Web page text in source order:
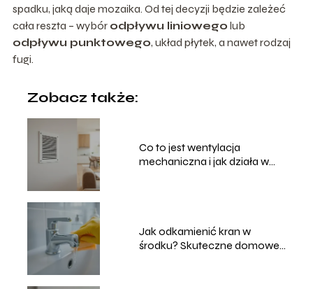
spadku, jaką daje mozaika. Od tej decyzji będzie zależeć
cała reszta – wybór odpływu liniowego lub
odpływu punktowego, układ płytek, a nawet rodzaj
fugi.
Zobacz także:
Co to jest wentylacja
mechaniczna i jak działa w
Jak odkamienić kran w
środku? Skuteczne domowe